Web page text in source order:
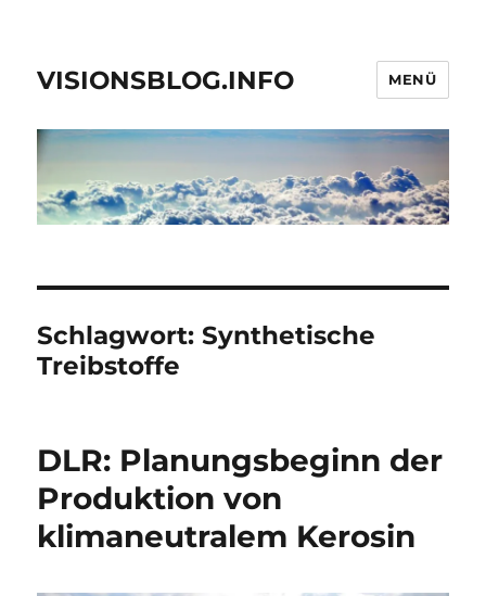
VISIONSBLOG.INFO MENÜ
Schlagwort:Synthetische
Treibstoffe
DLR: Planungsbeginn der
Produktion von
klimaneutralem Kerosin